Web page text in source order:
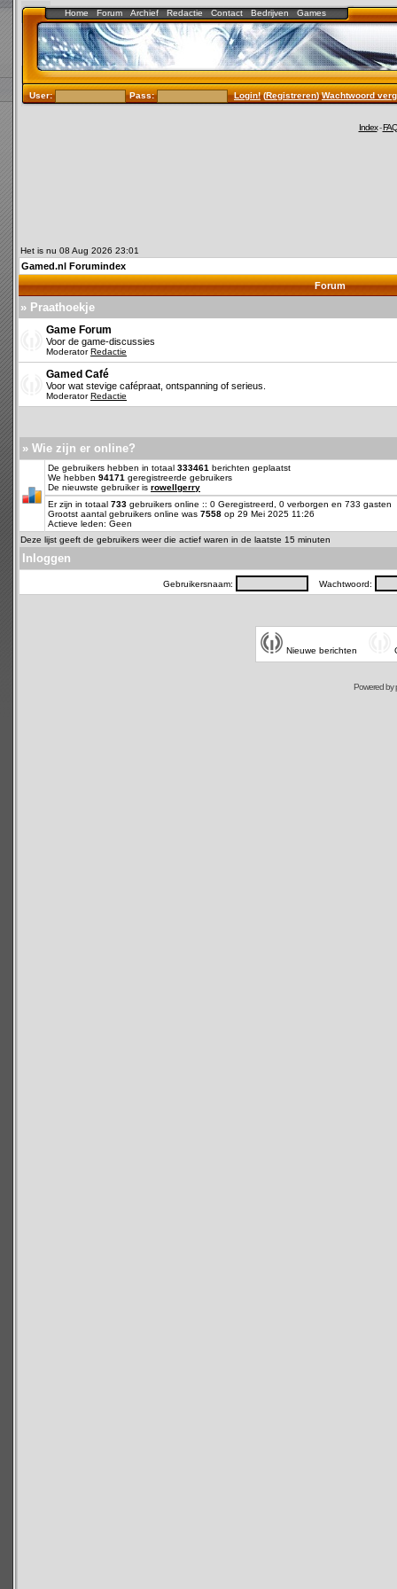
Home Forum Archief Redactie Contact Bedrijven Games
User: Pass: Login!(Registreren)Wachtwoord
Index-FAQ
Het is nu 08 Aug 2026 23:01
Gamed.nl Forumindex
Forum
» Praathoekje
Game Forum
Voor de game-discussies
ModeratorRedactie
Gamed Café
Voor wat stevige cafépraat, ontspanning of serieus.
ModeratorRedactie
» Wie zijn er online?
De gebruikers hebben in totaal 333461 berichten geplaatst
We hebben 94171 geregistreerde gebruikers
De nieuwste gebruiker is rowellgerry
Er zijn in totaal 733 gebruikers online :: 0 Geregistreerd, 0 verborgen en 733
Grootst aantal gebruikers online was 7558 op 29 Mei 2025 11:26
Actieve leden: Geen
Deze lijst geeft de gebruikers weer die actief waren in de laatste 15 minuten
Inloggen
Gebruikersnaam: Wachtwoord:
Nieuwe berichten
Powered by